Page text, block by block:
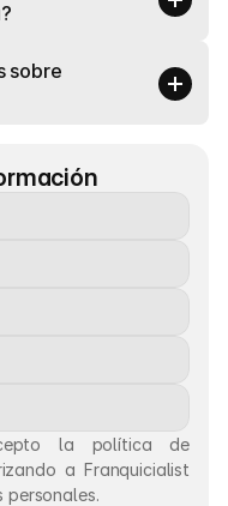
sobre
la política de
a Franquicialist